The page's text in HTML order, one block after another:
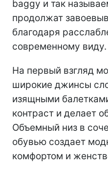
baggy и так
продолжат
благодаря
современному виду.
На первый взгляд
широкие джинсы
изящными
контраст и делает
Объемный низ в
обувью создает
комфортом и